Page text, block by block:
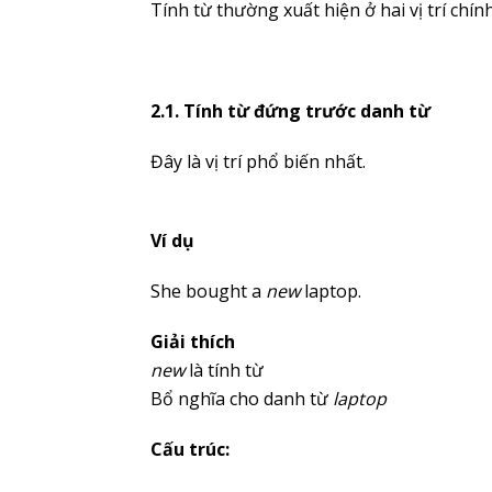
Tính từ thường xuất hiện ở hai vị trí
2.1. Tính từ đứng trước danh từ
Đây là vị trí phổ biến nhất.
Ví dụ
She bought a newlaptop.
Giải thích
newlà tính từ
Bổ nghĩa cho danh từ laptop
Cấu trúc: